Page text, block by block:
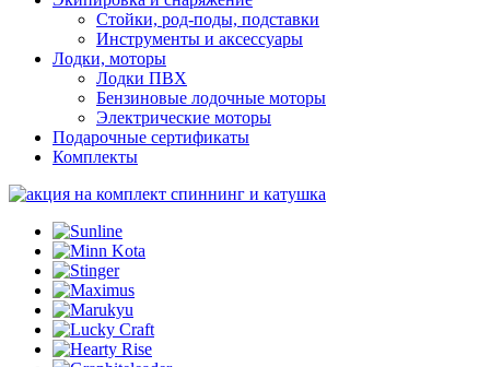
Стойки, род-поды, подставки
Инструменты и аксессуары
Лодки, моторы
Лодки ПВХ
Бензиновые лодочные моторы
Электрические моторы
Подарочные сертификаты
Комплекты